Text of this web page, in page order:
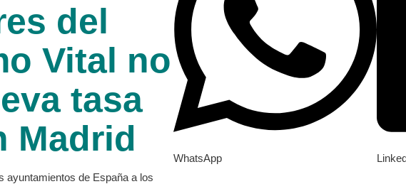
del
Vital no
tasa
Madrid
ayuntamientos de España a los
WhatsApp